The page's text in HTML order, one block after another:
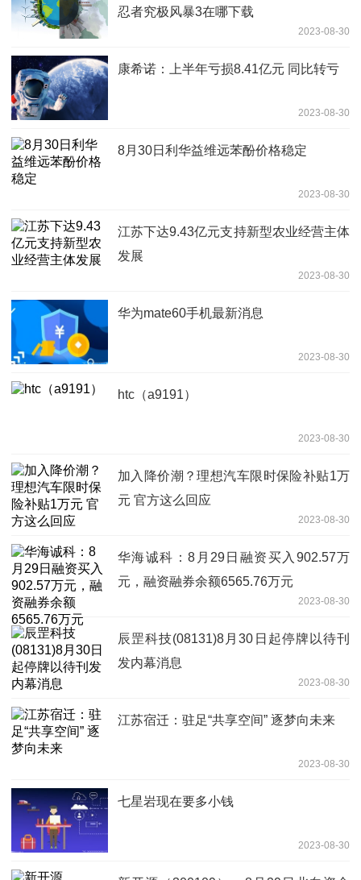
忍者究极风暴3在哪下载
2023-08-30
康希诺：上半年亏损8.41亿元 同比转亏
2023-08-30
8月30日利华益维远苯酚价格稳定
2023-08-30
江苏下达9.43亿元支持新型农业经营主体
发展
2023-08-30
华为mate60手机最新消息
2023-08-30
htc（a9191）
2023-08-30
加入降价潮？理想汽车限时保险补贴1万
元 官方这么回应
2023-08-30
华海诚科：8月29日融资买入902.57万
元，融资融券余额6565.76万元
2023-08-30
辰罡科技(08131)8月30日起停牌以待刊
发内幕消息
2023-08-30
江苏宿迁：驻足“共享空间” 逐梦向未来
2023-08-30
七星岩现在要多小钱
2023-08-30